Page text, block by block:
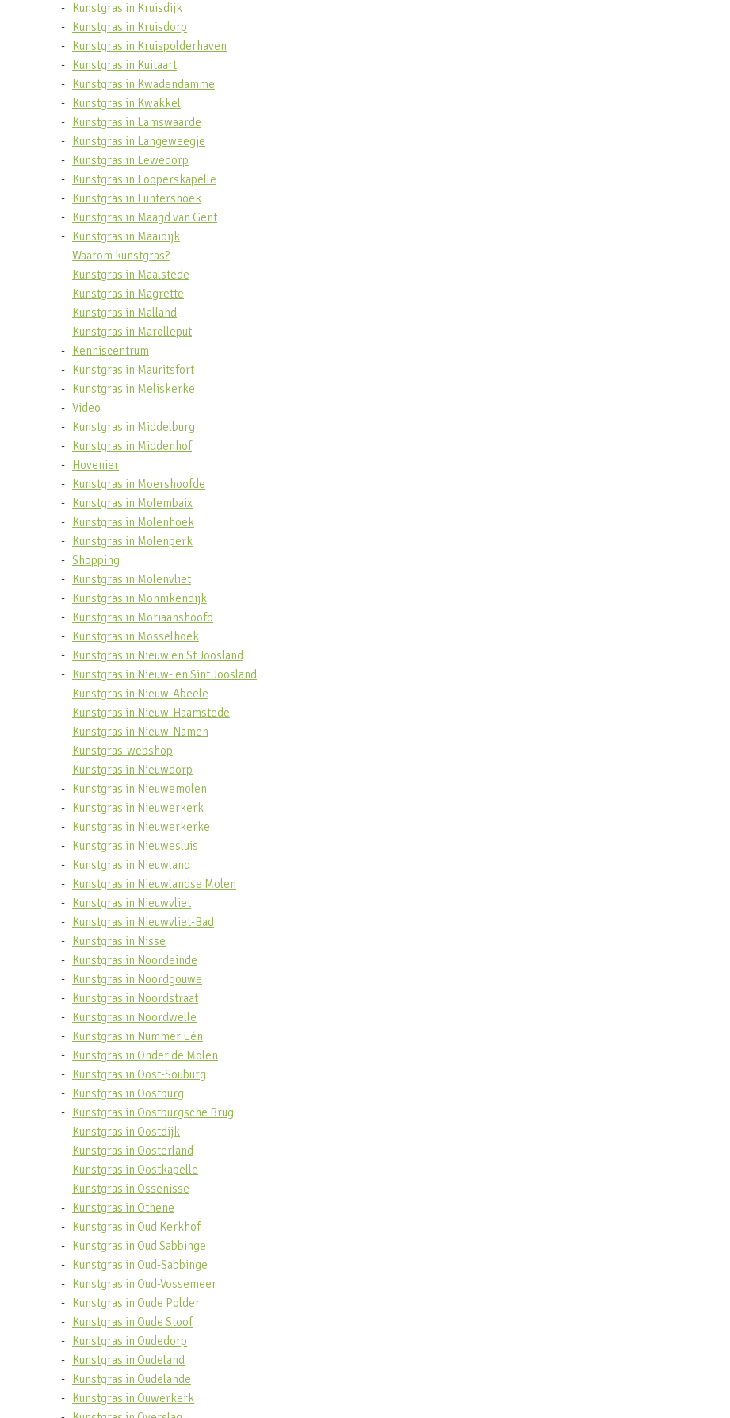
Kunstgras in Kruisdijk
Kunstgras in Kruisdorp
Kunstgras in Kruispolderhaven
Kunstgras in Kuitaart
Kunstgras in Kwadendamme
Kunstgras in Kwakkel
Kunstgras in Lamswaarde
Kunstgras in Langeweegje
Kunstgras in Lewedorp
Kunstgras in Looperskapelle
Kunstgras in Luntershoek
Kunstgras in Maagd van Gent
Kunstgras in Maaidijk
Waarom kunstgras?
Kunstgras in Maalstede
Kunstgras in Magrette
Kunstgras in Malland
Kunstgras in Marolleput
Kenniscentrum
Kunstgras in Mauritsfort
Kunstgras in Meliskerke
Video
Kunstgras in Middelburg
Kunstgras in Middenhof
Hovenier
Kunstgras in Moershoofde
Kunstgras in Molembaix
Kunstgras in Molenhoek
Kunstgras in Molenperk
Shopping
Kunstgras in Molenvliet
Kunstgras in Monnikendijk
Kunstgras in Moriaanshoofd
Kunstgras in Mosselhoek
Kunstgras in Nieuw en St Joosland
Kunstgras in Nieuw- en Sint Joosland
Kunstgras in Nieuw-Abeele
Kunstgras in Nieuw-Haamstede
Kunstgras in Nieuw-Namen
Kunstgras-webshop
Kunstgras in Nieuwdorp
Kunstgras in Nieuwemolen
Kunstgras in Nieuwerkerk
Kunstgras in Nieuwerkerke
Kunstgras in Nieuwesluis
Kunstgras in Nieuwland
Kunstgras in Nieuwlandse Molen
Kunstgras in Nieuwvliet
Kunstgras in Nieuwvliet-Bad
Kunstgras in Nisse
Kunstgras in Noordeinde
Kunstgras in Noordgouwe
Kunstgras in Noordstraat
Kunstgras in Noordwelle
Kunstgras in Nummer Eén
Kunstgras in Onder de Molen
Kunstgras in Oost-Souburg
Kunstgras in Oostburg
Kunstgras in Oostburgsche Brug
Kunstgras in Oostdijk
Kunstgras in Oosterland
Kunstgras in Oostkapelle
Kunstgras in Ossenisse
Kunstgras in Othene
Kunstgras in Oud Kerkhof
Kunstgras in Oud Sabbinge
Kunstgras in Oud-Sabbinge
Kunstgras in Oud-Vossemeer
Kunstgras in Oude Polder
Kunstgras in Oude Stoof
Kunstgras in Oudedorp
Kunstgras in Oudeland
Kunstgras in Oudelande
Kunstgras in Ouwerkerk